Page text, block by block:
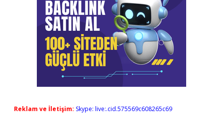
Reklam ve İletişim: Skype: live:.cid.575569c608265c69